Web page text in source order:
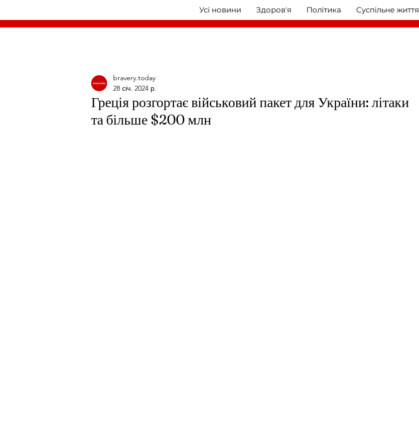
Усі новини Здоровʼя Політика Суспільне життя
Греція розгортає військовий пакет для України: літаки
та більше $200 млн
bravery.today
28 січ. 2024 р.